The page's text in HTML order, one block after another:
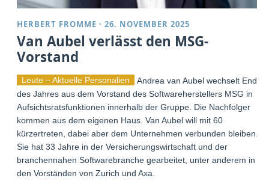
HERBERT FROMME ·26. NOVEMBER 2025
Van Aubel verlässt den MSG-
Vorstand
Leute – Aktuelle Personalien
Andrea van Aubel wechselt Ende
des Jahres aus dem Vorstand des Softwareherstellers MSG in
Aufsichtsratsfunktionen innerhalb der Gruppe. Die Nachfolger
kommen aus dem eigenen Haus. Van Aubel will mit 60
kürzertreten, dabei aber dem Unternehmen verbunden bleiben.
Sie hat 33 Jahre in der Versicherungswirtschaft und der
branchennahen Softwarebranche gearbeitet, unter anderem in
den Vorständen von Zurich und Axa.